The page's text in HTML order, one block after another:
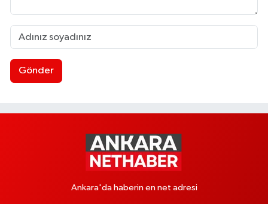
Gönder
Ankara'da haberin en net adresi